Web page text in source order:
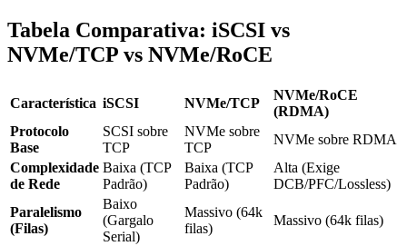
Tabela Comparativa: iSCSI vs
NVMe/TCP vs NVMe/RoCE
Característica iSCSI NVMe/TCP
NVMe/RoCE
(RDMA)
Protocolo
Base
SCSI sobre
TCP
NVMe sobre
TCP
NVMe sobre RDMA
Complexidade
de Rede
Baixa (TCP
Padrão)
Baixa (TCP
Padrão)
Alta (Exige
DCB/PFC/Lossless)
Paralelismo
(Filas)
Baixo
(Gargalo
Serial)
Massivo (64k
filas)
Massivo (64k filas)